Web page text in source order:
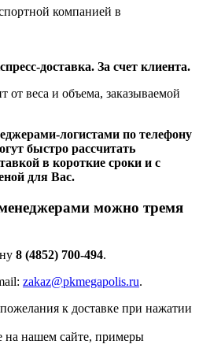
компанией в
доставка. За счет клиента.
от веса и объема, заказываемой
логистами по телефону
быстро рассчитать
в короткие сроки и с
для Вас.
можно тремя
8 (4852) 700-494.
zakaz@pkmegapolis.ru.
к доставке при нажатии
нашем сайте, примеры